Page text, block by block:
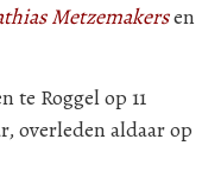
Metzemakersen
te Roggel op 11
overleden aldaar op